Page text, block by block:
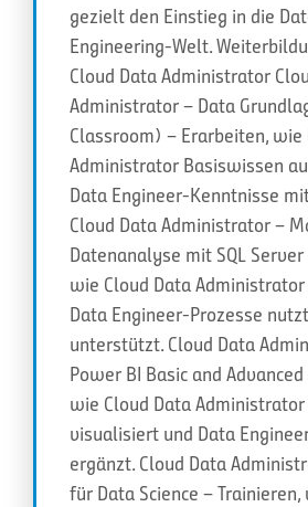
gezielt den Einstieg in die
Engineering-Welt.
Cloud Data Administrator
Administrator – Data
Classroom) – Erarbeiten, wie
Administrator Basiswissen
Data Engineer-Kenntnisse
Cloud Data Administrator –
Datenanalyse mit SQL
wie Cloud Data Administrator
Data Engineer-Prozesse
unterstützt. Cloud Data
Power BI Basic and
wie Cloud Data
visualisiert und Data
ergänzt. Cloud Data
für Data Science – Trainieren,